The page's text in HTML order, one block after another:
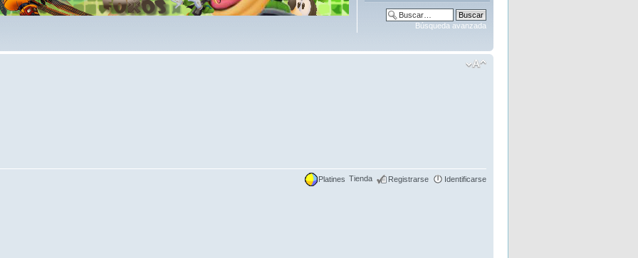
Búsqueda avanzada
Platines Tienda Registrarse Identificarse